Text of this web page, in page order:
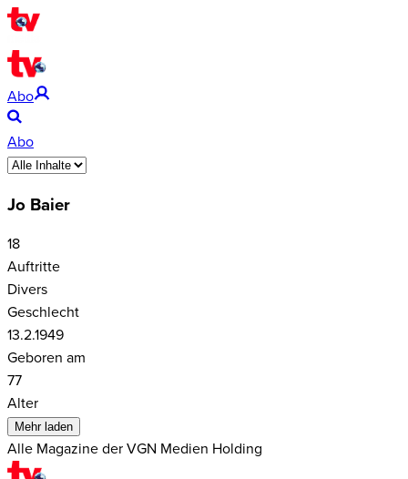
Abo
Abo
Jo Baier
18
Auftritte
Divers
Geschlecht
13.2.1949
Geboren am
77
Alter
Mehr laden
Alle Magazine der VGN Medien Holding